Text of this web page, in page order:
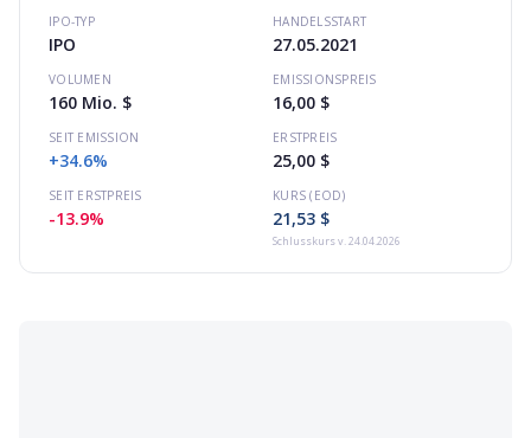
IPO-TYP
IPO
HANDELSSTART
27.05.2021
VOLUMEN
160 Mio. $
EMISSIONSPREIS
16,00 $
SEIT EMISSION
+34.6%
ERSTPREIS
25,00 $
SEIT ERSTPREIS
-13.9%
KURS (EOD)
21,53 $
Schlusskursv. 24.04.2026